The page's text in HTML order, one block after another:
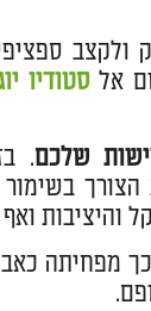
אל סטודיו
שלכם.
מפחיתה